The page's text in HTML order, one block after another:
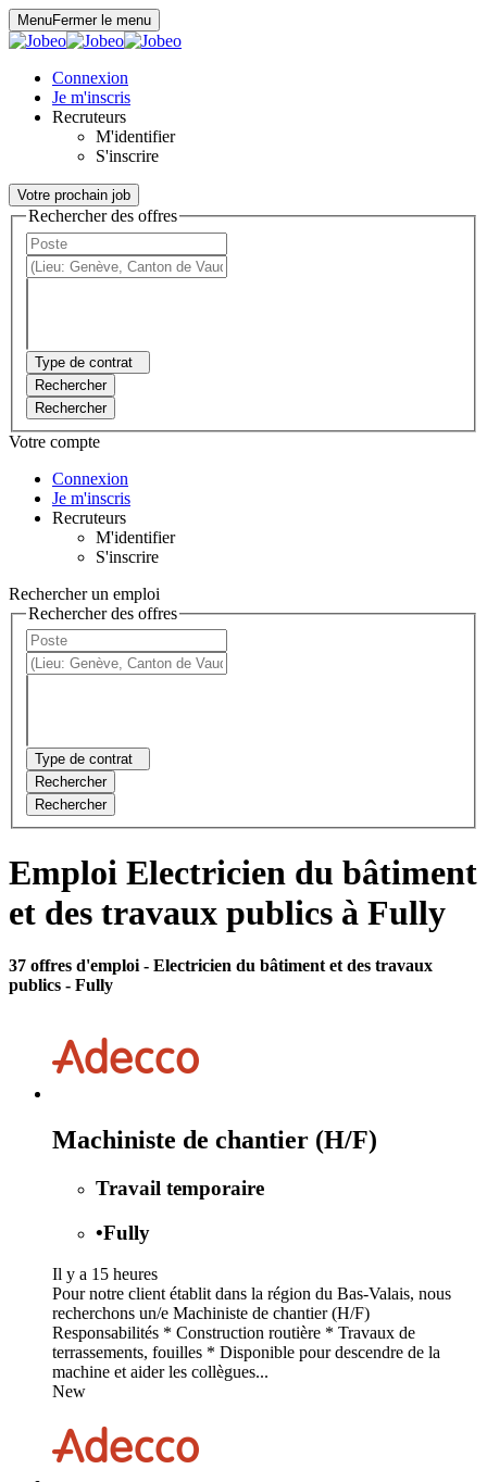
MenuFermer le menu
Connexion
Je m'inscris
Recruteurs
M'identifier
S'inscrire
Votre prochain job
Rechercher des offres
Type de contrat
Rechercher
Rechercher
Votre compte
Connexion
Je m'inscris
Recruteurs
M'identifier
S'inscrire
Rechercher un emploi
Rechercher des offres
Type de contrat
Rechercher
Rechercher
Emploi Electricien du bâtiment
et des travaux publics à Fully
37 offres d'emploi - Electricien du bâtiment et des travaux
publics - Fully
Machiniste de chantier (H/F)
Travail temporaire
•Fully
Il y a 15 heures
Pour notre client établit dans la région du Bas-Valais, nous
recherchons un/e Machiniste de chantier (H/F)
Responsabilités * Construction routière * Travaux de
terrassements, fouilles * Disponible pour descendre de la
machine et aider les collègues...
New
Panneau de gestion des cookies